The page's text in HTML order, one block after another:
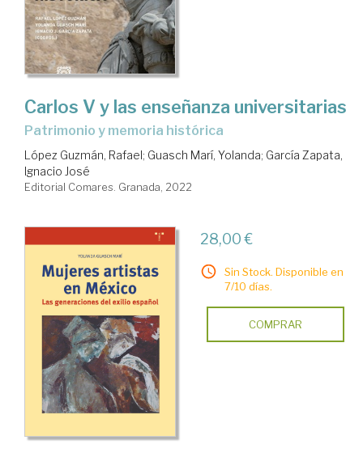
Carlos V y las enseñanza universitarias
patrimonio y memoria histórica
López Guzmán, Rafael; Guasch Marí, Yolanda; García Zapata,
Ignacio José
Editorial Comares. Granada, 2022
28,00 €
Sin Stock. Disponible en
7/10 días.
COMPRAR